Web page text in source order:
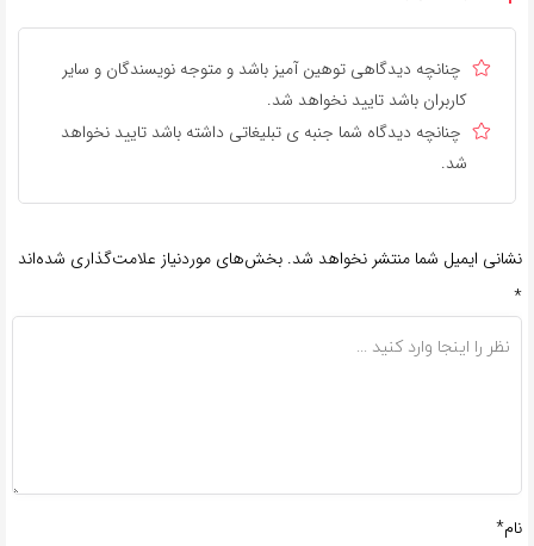
چنانچه دیدگاهی توهین آمیز باشد و متوجه نویسندگان و سایر
کاربران باشد تایید نخواهد شد.
چنانچه دیدگاه شما جنبه ی تبلیغاتی داشته باشد تایید نخواهد
شد.
نشانی ایمیل شما منتشر نخواهد شد. بخش‌های موردنیاز علامت‌گذاری شده‌اند
*
نام*